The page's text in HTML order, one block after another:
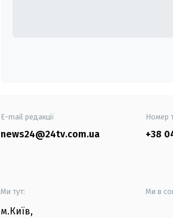
E-mail редакції
news24@24tv.com.ua
Номер
+38
Ми тут:
м.Київ,
Ми в